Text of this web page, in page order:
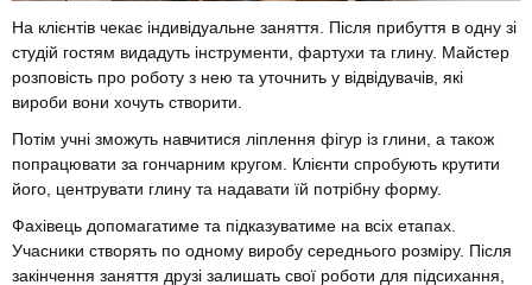
На клієнтів чекає індивідуальне заняття. Після прибуття в одну зі
студій гостям видадуть інструменти, фартухи та глину. Майстер
розповість про роботу з нею та уточнить у відвідувачів, які
вироби вони хочуть створити.
Потім учні зможуть навчитися ліплення фігур із глини, а також
попрацювати за гончарним кругом. Клієнти спробують крутити
його, центрувати глину та надавати їй потрібну форму.
Фахівець допомагатиме та підказуватиме на всіх етапах.
Учасники створять по одному виробу середнього розміру. Після
закінчення заняття друзі залишать свої роботи для підсихання,